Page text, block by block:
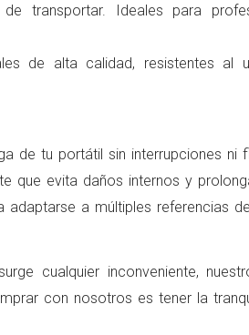
transportar. Ideales para
de alta calidad, resistentes al
de tu portátil sin interrupciones ni
que evita daños internos y
a múltiples referencias
cualquier inconveniente,
con nosotros es tener la